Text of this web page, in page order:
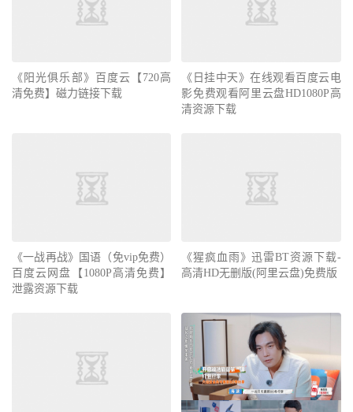
《阳光俱乐部》百度云【720高
清免费】磁力链接下载
《日挂中天》在线观看百度云电
影免费观看阿里云盘HD1080P高
清资源下载
《一战再战》国语（免vip免费）
百度云网盘【1080P高清免费】
泄露资源下载
《猩疯血雨》迅雷BT资源下载-
高清HD无删版(阿里云盘)免费版